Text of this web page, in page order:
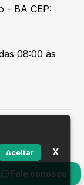
Fale conosco
- BA CEP:
08:00 às
Aceitar X